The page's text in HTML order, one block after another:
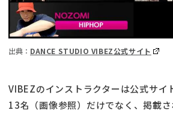
出典： DANCE STUDIO VIBEZ公式サイト
VIBEZのインストラクターは公式サイ
13名（画像参照）だけでなく、掲載